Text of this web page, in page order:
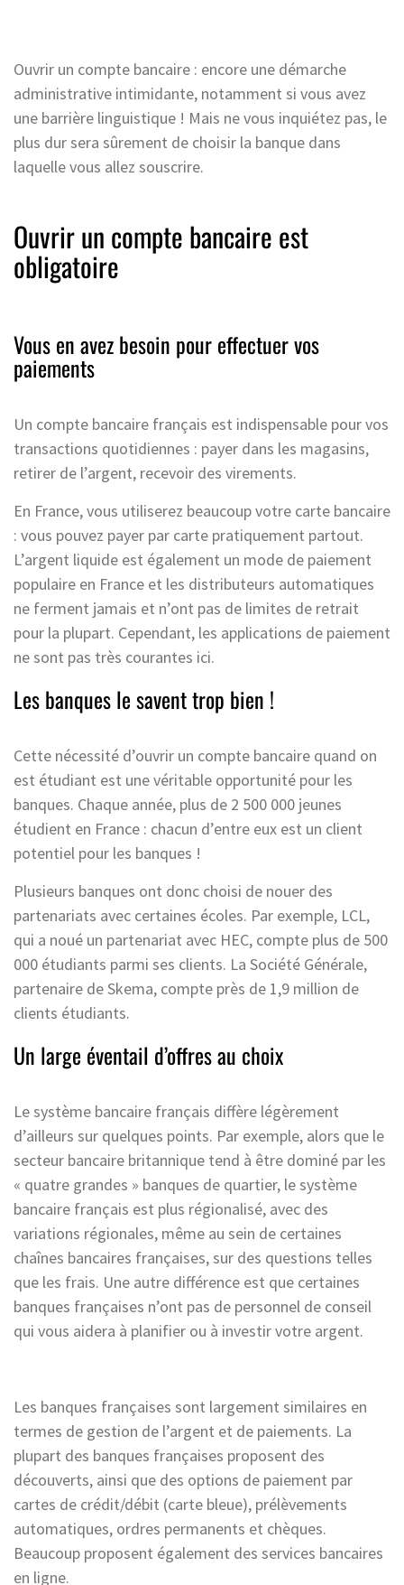
Ouvrir un compte bancaire : encore une démarche
administrative intimidante, notamment si vous avez
une barrière linguistique ! Mais ne vous inquiétez pas, le
plus dur sera sûrement de choisir la banque dans
laquelle vous allez souscrire.
Ouvrir un compte bancaire est
obligatoire
Vous en avez besoin pour effectuer vos
paiements
Un compte bancaire français est indispensable pour vos
transactions quotidiennes : payer dans les magasins,
retirer de l’argent, recevoir des virements.
En France, vous utiliserez beaucoup votre carte bancaire
: vous pouvez payer par carte pratiquement partout.
L’argent liquide est également un mode de paiement
populaire en France et les distributeurs automatiques
ne ferment jamais et n’ont pas de limites de retrait
pour la plupart. Cependant, les applications de paiement
ne sont pas très courantes ici.
Les banques le savent trop bien !
Cette nécessité d’ouvrir un compte bancaire quand on
est étudiant est une véritable opportunité pour les
banques. Chaque année, plus de 2 500 000 jeunes
étudient en France : chacun d’entre eux est un client
potentiel pour les banques !
Plusieurs banques ont donc choisi de nouer des
partenariats avec certaines écoles. Par exemple, LCL,
qui a noué un partenariat avec HEC, compte plus de 500
000 étudiants parmi ses clients. La Société Générale,
partenaire de Skema, compte près de 1,9 million de
clients étudiants.
Un large éventail d’offres au choix
Le système bancaire français diffère légèrement
d’ailleurs sur quelques points. Par exemple, alors que le
secteur bancaire britannique tend à être dominé par les
« quatre grandes » banques de quartier, le système
bancaire français est plus régionalisé, avec des
variations régionales, même au sein de certaines
chaînes bancaires françaises, sur des questions telles
que les frais. Une autre différence est que certaines
banques françaises n’ont pas de personnel de conseil
qui vous aidera à planifier ou à investir votre argent.
Les banques françaises sont largement similaires en
termes de gestion de l’argent et de paiements. La
plupart des banques françaises proposent des
découverts, ainsi que des options de paiement par
cartes de crédit/débit (carte bleue), prélèvements
automatiques, ordres permanents et chèques.
Beaucoup proposent également des services bancaires
en ligne.